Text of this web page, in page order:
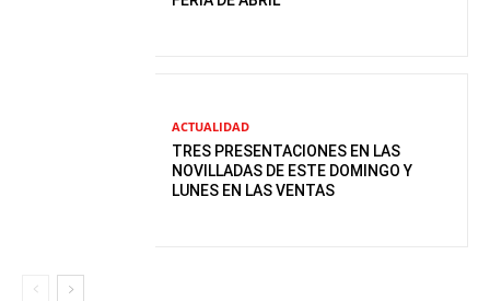
ACTUALIDAD
TRES PRESENTACIONES EN LAS
NOVILLADAS DE ESTE DOMINGO Y
LUNES EN LAS VENTAS